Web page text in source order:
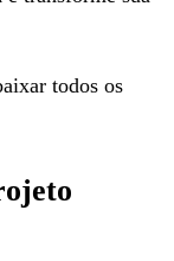
todos os